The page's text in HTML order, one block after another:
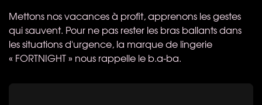
Mettons nos vacances à profit, apprenons les gestes
qui sauvent. Pour ne pas rester les bras ballants dans
les situations d'urgence, la marque de lingerie
« FORTNIGHT» nous rappelle le b.a-ba.